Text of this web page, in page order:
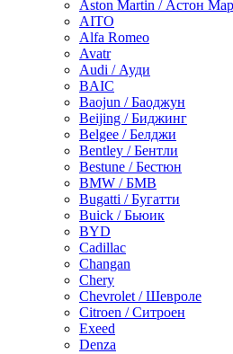
Aston Martin / Астон
AITO
Alfa Romeo
Avatr
Audi / Ауди
BAIC
Baojun / Баоджун
Beijing / Биджинг
Belgee / Белджи
Bentley / Бентли
Bestune / Бестюн
BMW / БМВ
Bugatti / Бугатти
Buick / Бьюик
BYD
Cadillac
Changan
Chery
Chevrolet / Шевроле
Citroen / Ситроен
Exeed
Denza